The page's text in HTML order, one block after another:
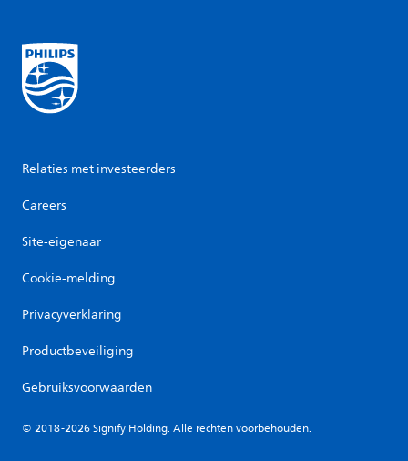
Relaties met investeerders
Careers
Site-eigenaar
Cookie-melding
Privacyverklaring
Productbeveiliging
Gebruiksvoorwaarden
© 2018-2026 Signify Holding. Alle rechten voorbehouden.